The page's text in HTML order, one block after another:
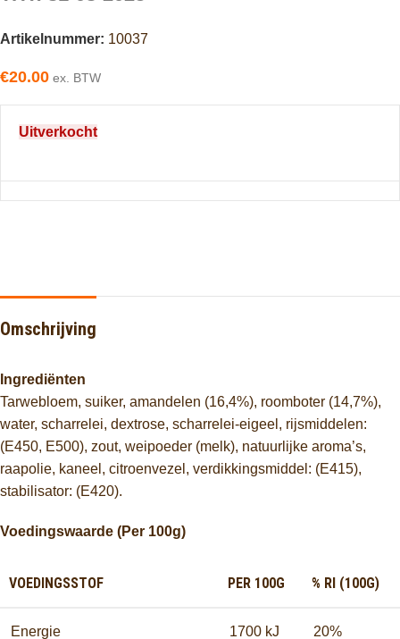
Artikelnummer: 10037
€20.00 ex. BTW
Uitverkocht
Omschrijving
Ingrediënten
Tarwebloem, suiker, amandelen (16,4%), roomboter (14,7%),
water, scharrelei, dextrose, scharrelei-eigeel, rijsmiddelen:
(E450, E500), zout, weipoeder (melk), natuurlijke aroma’s,
raapolie, kaneel, citroenvezel, verdikkingsmiddel: (E415),
stabilisator: (E420).
Voedingswaarde (Per 100g)
VOEDINGSSTOF PER 100G % RI (100G)
Energie 1700 kJ 20%